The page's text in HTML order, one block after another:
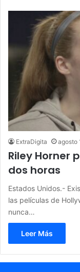
ExtraDigita agosto
Riley Horner
dos horas
Estados Unidos.-
las películas de
nunca…
Leer Más